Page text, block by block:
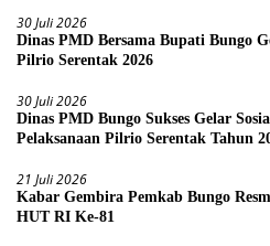
30 Juli 2026
Dinas PMD Bersama Bupati Bungo
Pilrio Serentak 2026
30 Juli 2026
Dinas PMD Bungo Sukses Gelar
Pelaksanaan Pilrio Serentak Tahun
21 Juli 2026
Kabar Gembira Pemkab Bungo
HUT RI Ke-81